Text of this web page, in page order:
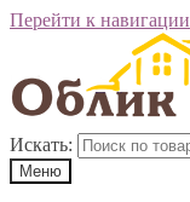
Перейти к навигации
Искать:
Меню